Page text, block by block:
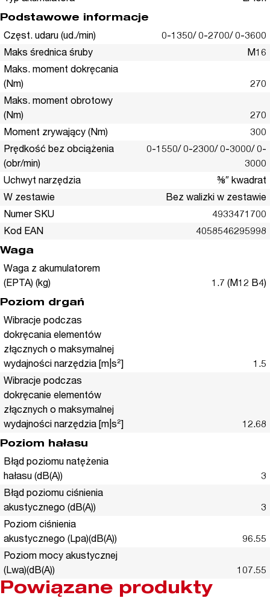
Podstawowe informacje
Częst. udaru (ud./min)
0-1350/ 0-2700/ 0-3600
Maks średnica śruby
M16
Maks. moment dokręcania
(Nm)
270
Maks. moment obrotowy
(Nm)
270
Moment zrywający (Nm)
300
Prędkość bez obciążenia
(obr/min)
0-1550/ 0-2300/ 0-3000/ 0-
3000
Uchwyt narzędzia
⅜″ kwadrat
W zestawie
Bez walizki w zestawie
Numer SKU
4933471700
Kod EAN
4058546295998
Waga
Waga z akumulatorem
(EPTA) (kg)
1.7 (M12 B4)
Poziom drgań
Wibracje podczas
dokręcania elementów
złącznych o maksymalnej
wydajności narzędzia [m|s²]
1.5
Wibracje podczas
dokręcanie elementów
złącznych o maksymalnej
wydajności narzędzia [m|s²]
12.68
Poziom hałasu
Błąd poziomu natężenia
hałasu (dB(A))
3
Błąd poziomu ciśnienia
akustycznego (dB(A))
3
Poziom ciśnienia
akustycznego (Lpa)(dB(A))
96.55
Poziom mocy akustycznej
(Lwa)(dB(A))
107.55
Powiązane produkty